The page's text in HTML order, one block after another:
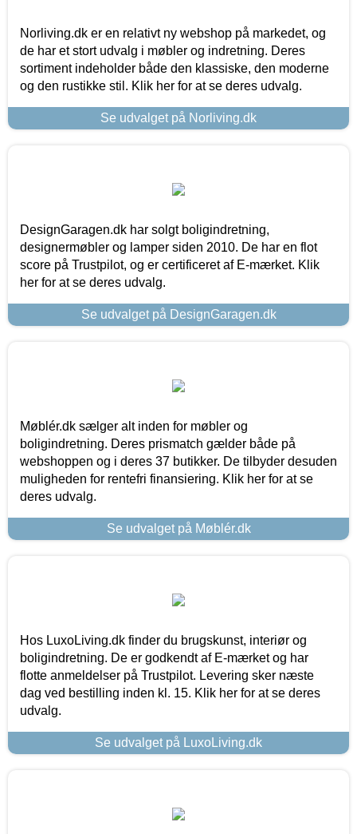
Norliving.dk er en relativt ny webshop på markedet, og
de har et stort udvalg i møbler og indretning. Deres
sortiment indeholder både den klassiske, den moderne
og den rustikke stil. Klik her for at se deres udvalg.
Se udvalget på Norliving.dk
DesignGaragen.dk har solgt boligindretning,
designermøbler og lamper siden 2010. De har en flot
score på Trustpilot, og er certificeret af E-mærket. Klik
her for at se deres udvalg.
Se udvalget på DesignGaragen.dk
Møblér.dk sælger alt inden for møbler og
boligindretning. Deres prismatch gælder både på
webshoppen og i deres 37 butikker. De tilbyder desuden
muligheden for rentefri finansiering. Klik her for at se
deres udvalg.
Se udvalget på Møblér.dk
Hos LuxoLiving.dk finder du brugskunst, interiør og
boligindretning. De er godkendt af E-mærket og har
flotte anmeldelser på Trustpilot. Levering sker næste
dag ved bestilling inden kl. 15. Klik her for at se deres
udvalg.
Se udvalget på LuxoLiving.dk